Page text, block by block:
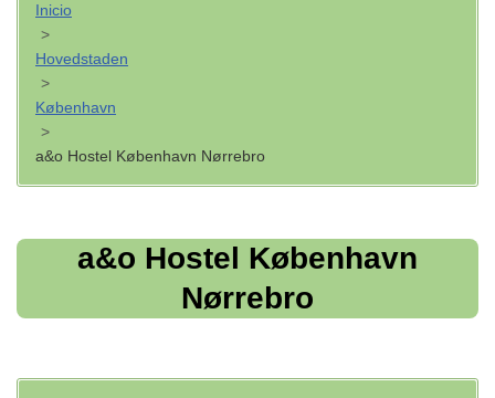
Inicio
>
Hovedstaden
>
København
>
a&o Hostel København Nørrebro
a&o Hostel København
Nørrebro